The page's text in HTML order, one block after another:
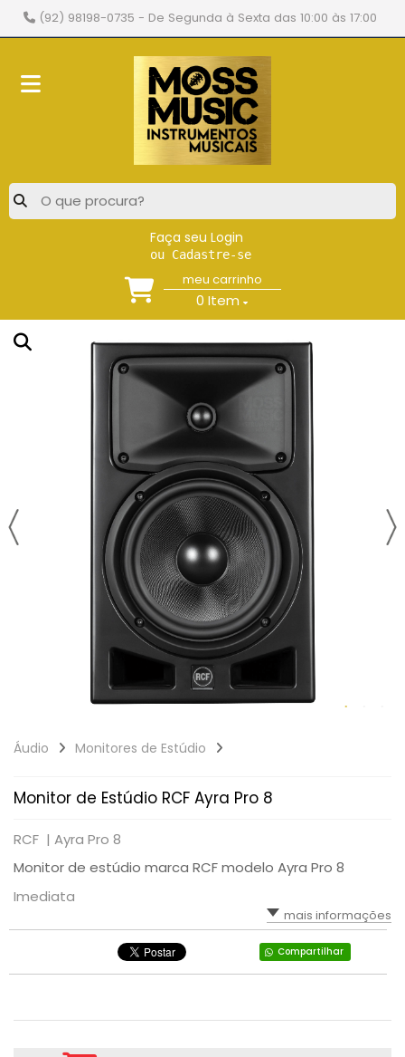
(92) 98198-0735 - De Segunda à Sexta das 10:00 às 17:00
Faça seu Login
ou Cadastre-se
meu carrinho
0 Item
Áudio Monitores de Estúdio
Monitor de Estúdio RCF Ayra Pro 8
RCF | Ayra Pro 8
Monitor de estúdio marca RCF modelo Ayra Pro 8
Imediata
mais informações
Compartilhar